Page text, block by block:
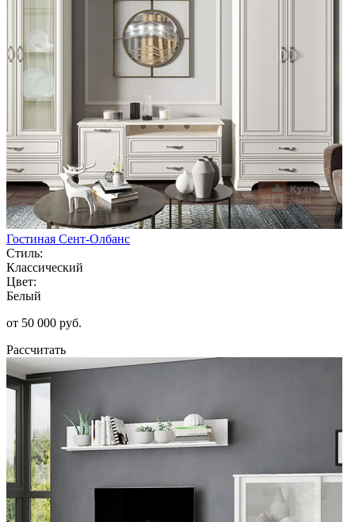
Гостиная Сент-Олбанс
Стиль:
Классический
Цвет:
Белый
от 50 000 руб.
Рассчитать